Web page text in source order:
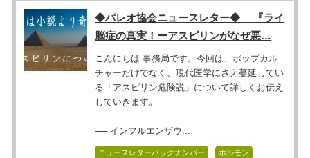
◆パレオ協会ニュースレター◆ 『ライ
脳症の真実！ーアスピリンがなぜ悪…
こんにちは 事務局です。今回は、ポップカル
チャーだけでなく、現代医学にさえ蔓延してい
る「アスピリン危険説」について詳しくお伝え
していきます。
──────────────────────────────
── インフルエンザウ...
ニュースレターバックナンバー ホルモン